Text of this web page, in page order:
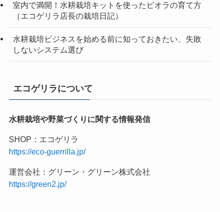
室内で満開！水耕栽培キットを使ったビオラの育て方
（エコゲリラ店長の栽培日記）
水耕栽培ビジネスを始める前に知っておきたい、失敗
しないシステム選び
エコゲリラについて
水耕栽培や野菜づくりに関する情報発信
SHOP：エコゲリラ
https://eco-guerrilla.jp/
運営会社：グリーン・グリーン株式会社
https://green2.jp/